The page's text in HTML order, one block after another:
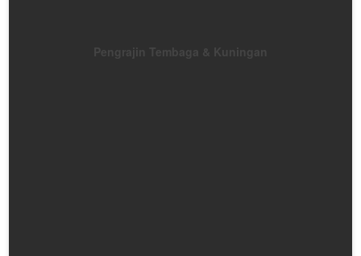
Pengrajin Tembaga & Kuningan